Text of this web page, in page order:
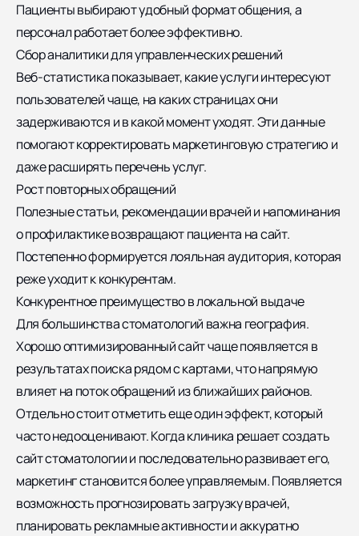
Пациенты выбирают удобный формат общения, а
персонал работает более эффективно.
Сбор аналитики для управленческих решений
Веб-статистика показывает, какие услуги интересуют
пользователей чаще, на каких страницах они
задерживаются и в какой момент уходят. Эти данные
помогают корректировать маркетинговую стратегию и
даже расширять перечень услуг.
Рост повторных обращений
Полезные статьи, рекомендации врачей и напоминания
о профилактике возвращают пациента на сайт.
Постепенно формируется лояльная аудитория, которая
реже уходит к конкурентам.
Конкурентное преимущество в локальной выдаче
Для большинства стоматологий важна география.
Хорошо оптимизированный сайт чаще появляется в
результатах поиска рядом с картами, что напрямую
влияет на поток обращений из ближайших районов.
Отдельно стоит отметить еще один эффект, который
часто недооценивают. Когда клиника решает создать
сайт стоматологии и последовательно развивает его,
маркетинг становится более управляемым. Появляется
возможность прогнозировать загрузку врачей,
планировать рекламные активности и аккуратно